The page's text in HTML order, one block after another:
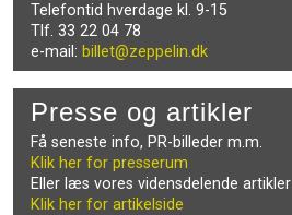
Telefontid hverdage kl. 9-15
Tlf. 33 22 04 78
e-mail: billet@zeppelin.dk
Presse og artikler
Få seneste info, PR-billeder m.m.
Klik her for presserum
Eller læs vores vidensdelende artikler
Klik her for artikelside